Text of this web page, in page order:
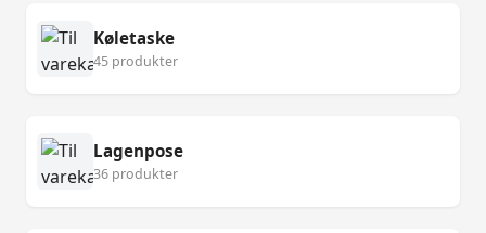
Køletaske
45 produkter
Lagenpose
36 produkter